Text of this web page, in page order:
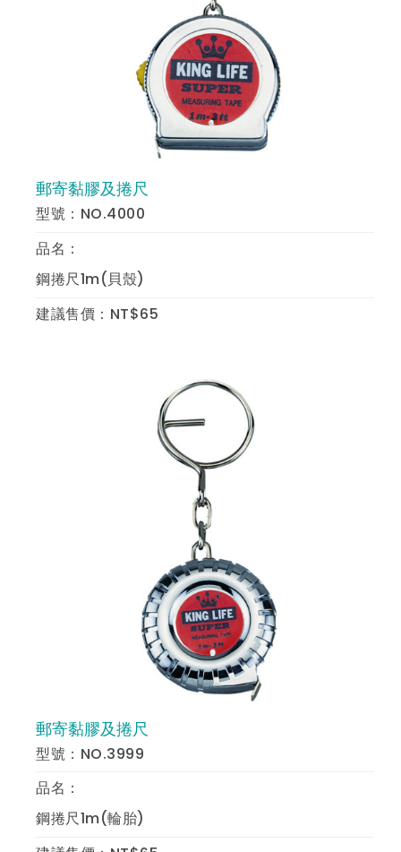
郵寄黏膠及捲尺
型號：NO.4000
品名：
鋼捲尺1m(貝殼)
建議售價：NT$65
郵寄黏膠及捲尺
型號：NO.3999
品名：
鋼捲尺1m(輪胎)